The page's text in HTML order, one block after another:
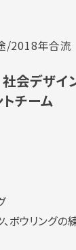
/2018年合流
社会デザイ
チーム
、ボウリング